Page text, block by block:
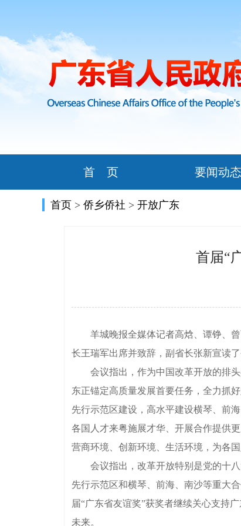
首 页 要闻动态
首页 > 侨乡侨社 > 开放广东
首届“
羊城晚报全媒体记者高焓、谭铮、曾
长王瑞军出席并致辞，副省长张新宣读
会议指出，作为中国改革开放的排头
东正锚定高质量发展首要任务，全力抓
先行示范区建设，高水平建设横琴、前
各国人才来粤施展才华、开展合作提供
营商环境、创新环境、生活环境，为各
会议指出，改革开放特别是党的十八
先行示范区和横琴、前海、南沙等重大
届“广东省友谊奖”获奖者继续关心支持
未来。